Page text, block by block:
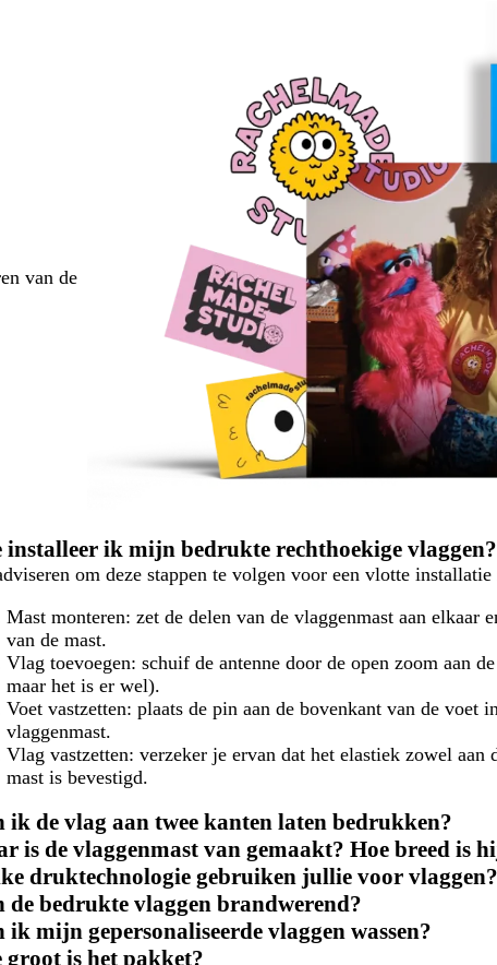
van de
installeer ik mijn bedrukte rechthoekige vlaggen?
om deze stappen te volgen voor een vlotte installatie
Mast monteren: zet de delen van de vlaggenmast aan elkaar
van de mast.
Vlag toevoegen: schuif de antenne door de open zoom aan
maar het is er wel).
Voet vastzetten: plaats de pin aan de bovenkant van de voet
vlaggenmast.
Vlag vastzetten: verzeker je ervan dat het elastiek zowel aan
mast is bevestigd.
ik de vlag aan twee kanten laten bedrukken?
is de vlaggenmast van gemaakt? Hoe breed is
druktechnologie gebruiken jullie voor vlaggen?
de bedrukte vlaggen brandwerend?
ik mijn gepersonaliseerde vlaggen wassen?
groot is het pakket?